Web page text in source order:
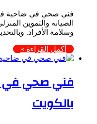
فني صحي في ضاحية فهد
الصيانة والتموين
وسلامة الأفراد.
أكمل القراءة »
فني صحي في
بالكويت